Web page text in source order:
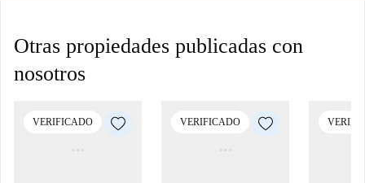
Otras propiedades publicadas con
nosotros
VERIFICADO VERIFICADO